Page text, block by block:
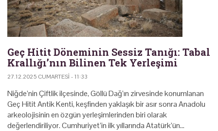
Geç Hitit Döneminin Sessiz Tanığı: Tabal
Krallığı’nın Bilinen Tek Yerleşimi
27.12.2025 CUMARTESI - 11:33
Niğde’nin Çiftlik ilçesinde, Göllü Dağ’ın zirvesinde konumlanan
Geç Hitit Antik Kenti, keşfinden yaklaşık bir asır sonra Anadolu
arkeolojisinin en özgün yerleşimlerinden biri olarak
değerlendiriliyor. Cumhuriyet’in ilk yıllarında Atatürk’ün…